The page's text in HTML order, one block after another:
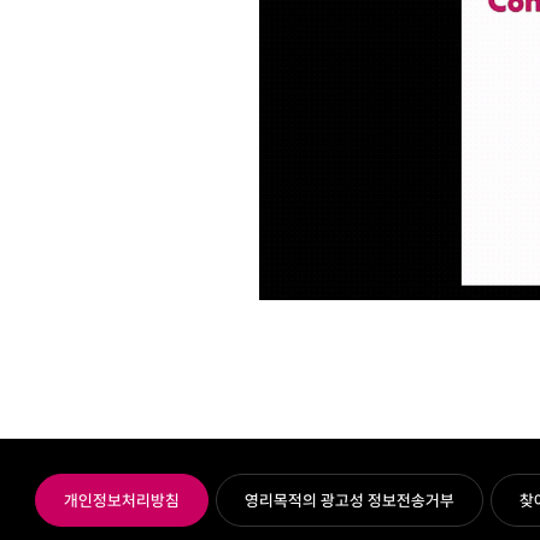
개인정보처리방침 영리목적의 광고성 정보전송거부 찾